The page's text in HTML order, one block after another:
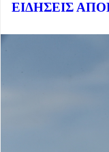
ΕΙΔΗΣΕΙΣ